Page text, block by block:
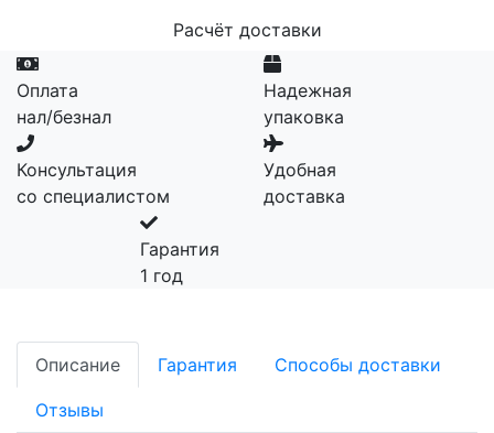
Расчёт доставки
Оплата
нал/безнал
Надежная
упаковка
Консультация
со специалистом
Удобная
доставка
Гарантия
1 год
Описание Гарантия Способы доставки
Отзывы